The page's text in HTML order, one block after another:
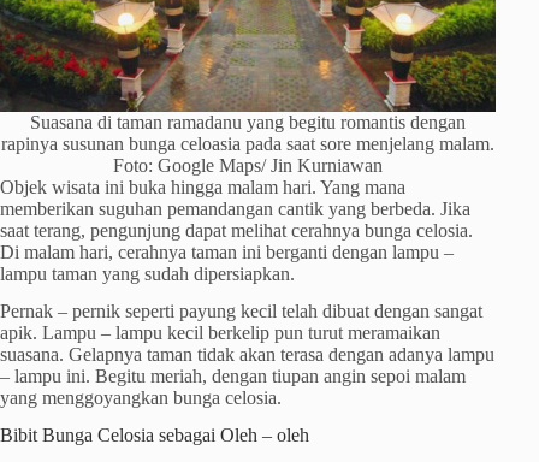
Suasana di taman ramadanu yang begitu romantis dengan
rapinya susunan bunga celoasia pada saat sore menjelang malam.
Foto: Google Maps/ Jin Kurniawan
Objek wisata ini buka hingga malam hari. Yang mana
memberikan suguhan pemandangan cantik yang berbeda. Jika
saat terang, pengunjung dapat melihat cerahnya bunga celosia.
Di malam hari, cerahnya taman ini berganti dengan lampu –
lampu taman yang sudah dipersiapkan.
Pernak – pernik seperti payung kecil telah dibuat dengan sangat
apik. Lampu – lampu kecil berkelip pun turut meramaikan
suasana. Gelapnya taman tidak akan terasa dengan adanya lampu
– lampu ini. Begitu meriah, dengan tiupan angin sepoi malam
yang menggoyangkan bunga celosia.
Bibit Bunga Celosia sebagai Oleh – oleh